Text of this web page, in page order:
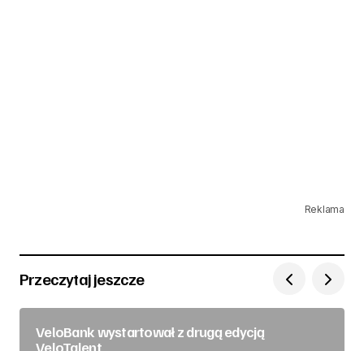
Reklama
Przeczytaj jeszcze
VeloBank wystartował z drugą edycją
VeloTalent